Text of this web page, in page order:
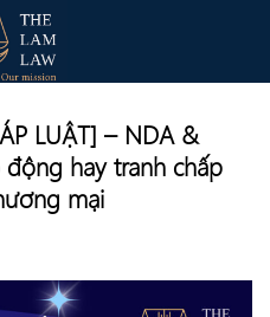
LUẬT] – NDA &
động hay tranh chấp
mại